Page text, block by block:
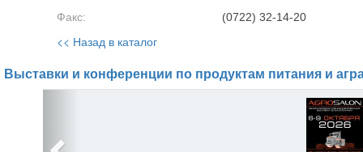
Факс: (0722) 32-14-20
<< Назад в каталог
Выставки и конференции по продуктам питания и